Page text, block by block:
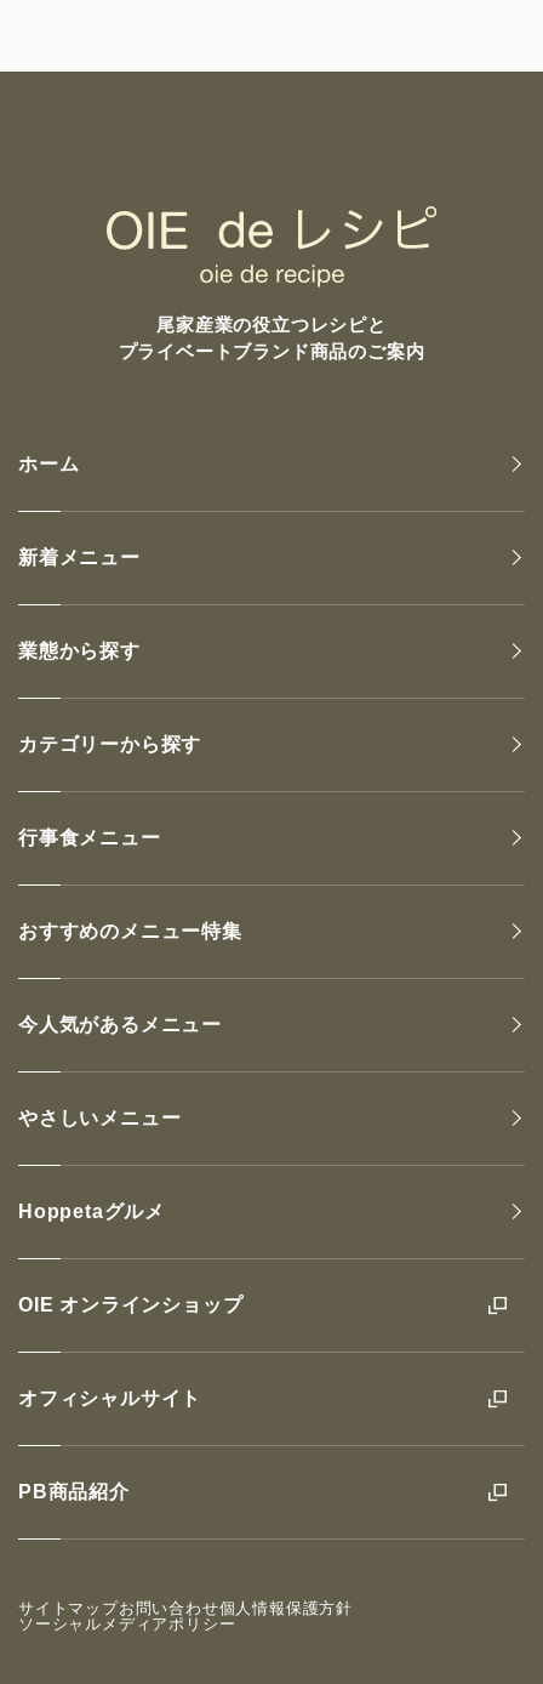
尾家産業の役立つレシピと
プライベートブランド商品のご案内
OIE オンラインショップ
オフィシャルサイト
PB商品紹介
ホーム
新着メニュー
業態から探す
カテゴリーから探す
行事食メニュー
おすすめのメニュー特集
今人気があるメニュー
やさしいメニュー
Hoppetaグルメ
サイトマップお問い合わせ個人情報保護方針
ソーシャルメディアポリシー